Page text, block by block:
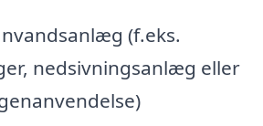
(f.eks.
nedsivningsanlæg eller